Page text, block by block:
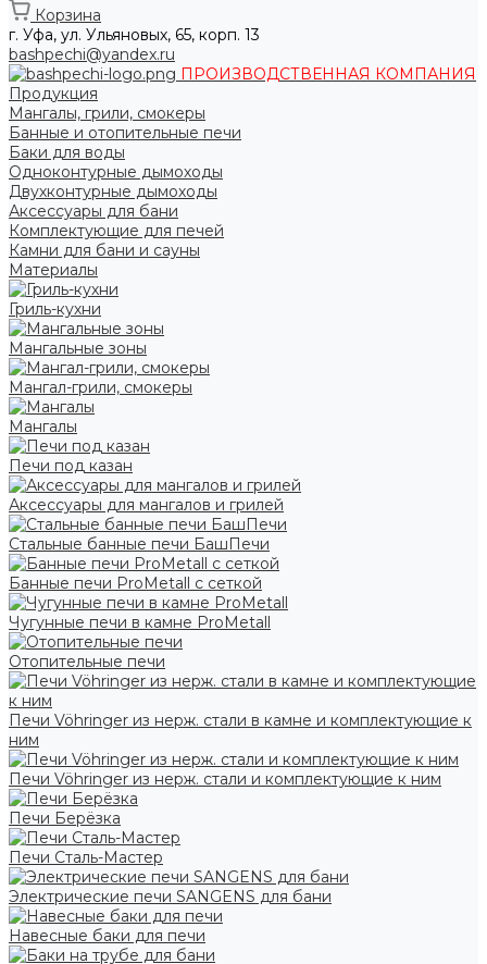
Корзина
г. Уфа, ул. Ульяновых, 65, корп. 13
bashpechi@yandex.ru
ПРОИЗВОДСТВЕННАЯ КОМПАНИЯ
Продукция
Мангалы, грили, смокеры
Банные и отопительные печи
Баки для воды
Одноконтурные дымоходы
Двухконтурные дымоходы
Аксессуары для бани
Комплектующие для печей
Камни для бани и сауны
Материалы
Гриль-кухни
Мангальные зоны
Мангал-грили, смокеры
Мангалы
Печи под казан
Аксессуары для мангалов и грилей
Стальные банные печи БашПечи
Банные печи ProMetall с сеткой
Чугунные печи в камне ProMetall
Отопительные печи
Печи Vöhringer из нерж. стали в камне и комплектующие к
ним
Печи Vöhringer из нерж. стали и комплектующие к ним
Печи Берёзка
Печи Сталь-Мастер
Электрические печи SANGENS для бани
Навесные баки для печи